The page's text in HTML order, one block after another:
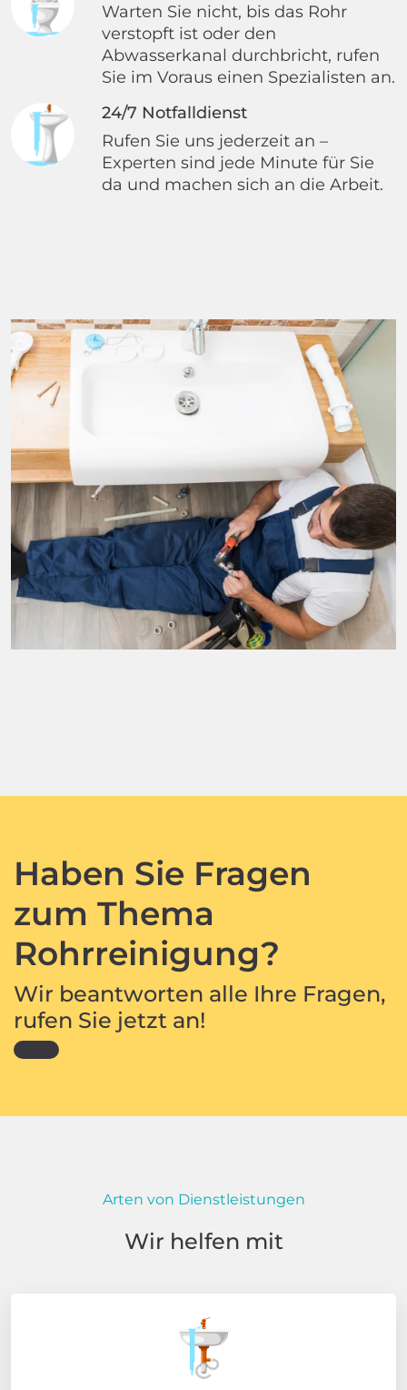
Warten Sie nicht, bis das Rohr
verstopft ist oder den
Abwasserkanal durchbricht, rufen
Sie im Voraus einen Spezialisten an.
24/7 Notfalldienst
Rufen Sie uns jederzeit an –
Experten sind jede Minute für Sie
da und machen sich an die Arbeit.
Haben Sie Fragen
zum Thema
Rohrreinigung?
Wir beantworten alle Ihre Fragen,
rufen Sie jetzt an!
Arten von Dienstleistungen
Wir helfen mit